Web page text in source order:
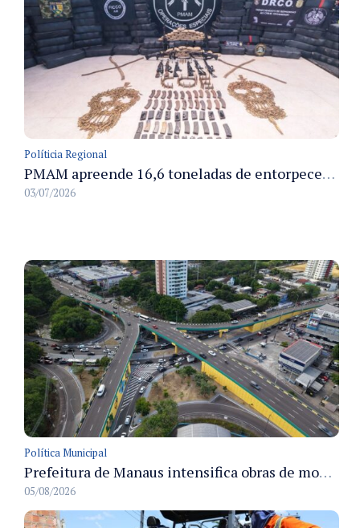
Políticia Regional
PMAM apreende 16,6 toneladas de entorpecentes e registra aumento nas prisões em flagrante e nas capturas de foragidos no primeiro semestre de 2026
03/07/2026
Política Municipal
Prefeitura de Manaus intensifica obras de modernização no viaduto Miguel Arraes para ampliar segurança e acessibilidade na região
05/08/2026